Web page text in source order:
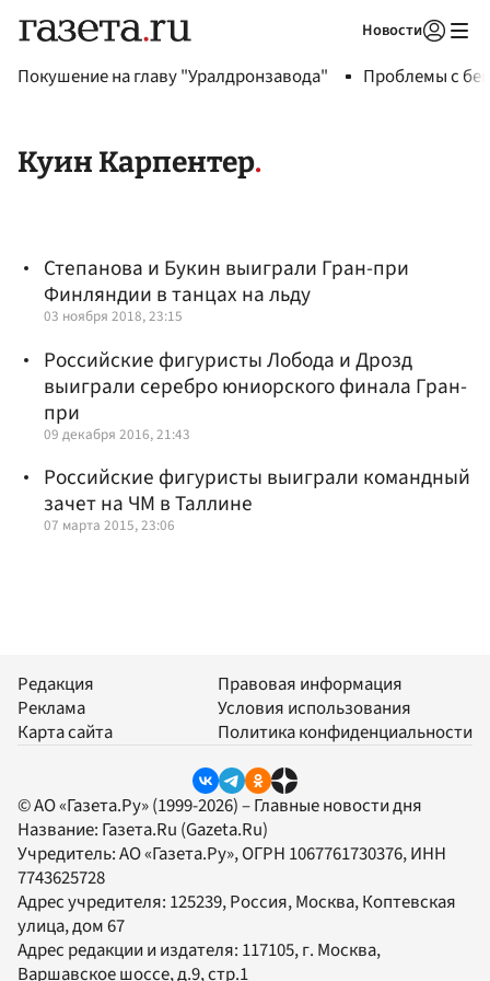
Новости
Покушение на главу "Уралдронзавода" Проблемы с
Куин Карпентер
Степанова и Букин выиграли Гран-при
Финляндии в танцах на льду
03 ноября 2018, 23:15
Российские фигуристы Лобода и Дрозд
выиграли серебро юниорского финала Гран-
при
09 декабря 2016, 21:43
Российские фигуристы выиграли командный
зачет на ЧМ в Таллине
07 марта 2015, 23:06
Редакция
Реклама
Карта сайта
Правовая информация
Условия использования
Политика конфиденциальности
© АО «Газета.Ру» (1999-2026) – Главные новости дня
Название: Газета.Ru (Gazeta.Ru)
Учредитель:АО «Газета.Ру», ОГРН 1067761730376, ИНН
7743625728
Адрес учредителя: 125239, Россия, Москва, Коптевская
улица, дом 67
Адрес редакции и издателя: 117105, г. Москва,
Варшавское шоссе, д.9, стр.1